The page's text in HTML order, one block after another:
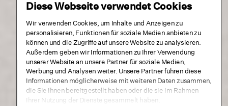
Diese Webseite verwendet Cookies
Wir verwenden Cookies, um Inhalte und Anzeigen zu
personalisieren, Funktionen für soziale Medien anbieten zu
können und die Zugriffe auf unsere Website zu analysieren.
Außerdem geben wir Informationen zu Ihrer Verwendung
unserer Website an unsere Partner für soziale Medien,
Werbung und Analysen weiter. Unsere Partner führen diese
Informationen möglicherweise mit weiteren Daten zusammen,
die Sie ihnen bereitgestellt haben oder die sie im Rahmen
Ihrer Nutzung der Dienste gesammelt haben.